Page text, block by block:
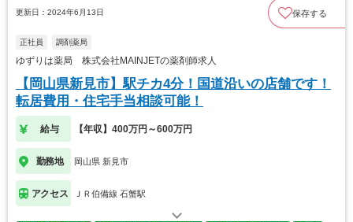
更新日：2024年6月13日 保存する
正社員 調剤薬局
ゆずりは薬局 株式会社MAINJETの薬剤師求人
【岡山県新見市】駅チカ4分！国道沿いの店舗です！
転居費用・住宅手当相談可能！
給与 【年収】400万円～600万円
勤務地 岡山県 新見市
アクセス ＪＲ伯備線 石蟹駅